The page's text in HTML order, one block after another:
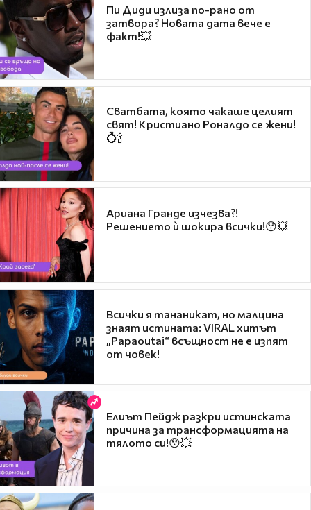
Пи Диди излиза по-рано от
затвора? Новата дата вече е
факт!💥
Сватбата, която чакаше целият
свят! Кристиано Роналдо се жени!
💍🍾
Ариана Гранде изчезва?!
Решението ѝ шокира всички!😯💥
Всички я тананикат, но малцина
знаят истината: VIRAL хитът
„Papaoutai“ всъщност не е изпят
от човек!
Елиът Пейдж разкри истинската
причина за трансформацията на
тялото си!😯💥